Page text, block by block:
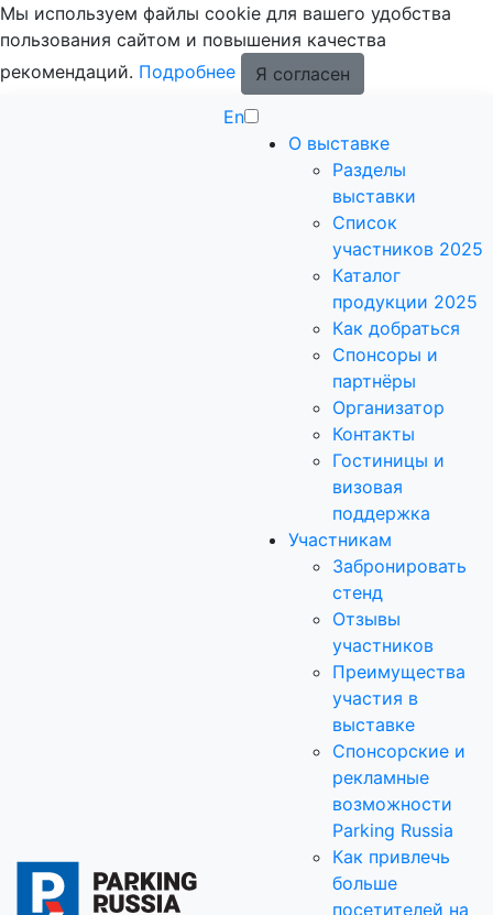
Мы используем файлы cookie для вашего удобства
пользования сайтом и повышения качества
рекомендаций. Подробнее
Я согласен
En
О выставке
Разделы
выставки
Список
участников 2025
Каталог
продукции 2025
Как добраться
Спонсоры и
партнёры
Организатор
Контакты
Гостиницы и
визовая
поддержка
Участникам
Забронировать
стенд
Отзывы
участников
Преимущества
участия в
выставке
Спонсорские и
рекламные
возможности
Parking Russia
Как привлечь
больше
посетителей на